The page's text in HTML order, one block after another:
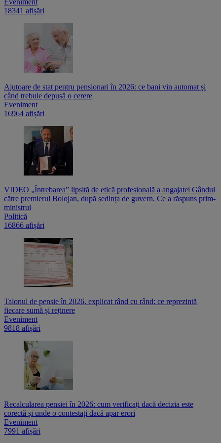
18341 afișări
Ajutoare de stat pentru pensionari în 2026: ce bani vin automat și
când trebuie depusă o cerere
Eveniment
16964 afișări
VIDEO „Întrebarea” lipsită de etică profesională a angajatei Gândul
către premierul Bolojan, după ședința de guvern. Ce a răspuns prim-
ministrul
Politică
16866 afișări
Talonul de pensie în 2026, explicat rând cu rând: ce reprezintă
fiecare sumă și reținere
Eveniment
9818 afișări
Recalcularea pensiei în 2026: cum verificați dacă decizia este
corectă și unde o contestați dacă apar erori
Eveniment
7991 afișări